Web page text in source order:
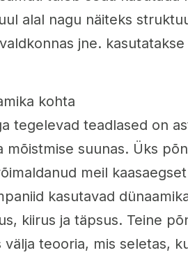
alal nagu näiteks
jne. kasutatakse
kohta
tegelevad teadlased on
mõistmise suunas. Üks
meil
kasutavad
kiirus ja täpsus. Teine
teooria, mis seletas,